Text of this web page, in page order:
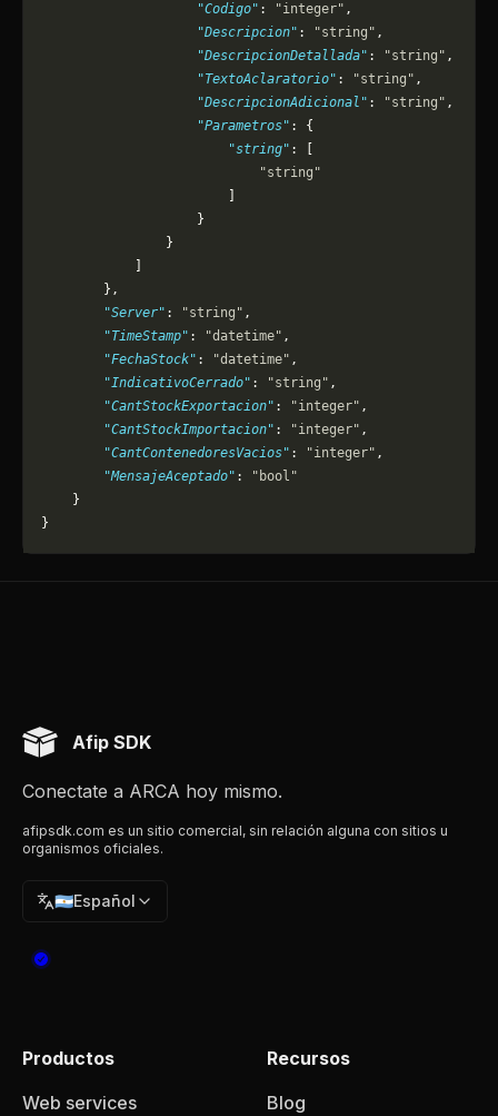
                    "Codigo"
: "integer" ,
                    "Descripcion"
: "string" ,
                    "DescripcionDetallada"
: "string" ,
                    "TextoAclaratorio"
: "string" ,
                    "DescripcionAdicional"
: "string" ,
                    "Parametros"
: {
                        "string"
: [
                            "string"
                    }
                }
        },
        "Server"
: "string" ,
        "TimeStamp"
: "datetime" ,
        "FechaStock"
: "datetime" ,
        "IndicativoCerrado"
: "string" ,
        "CantStockExportacion"
: "integer" ,
        "CantStockImportacion"
: "integer" ,
        "CantContenedoresVacios"
: "integer" ,
        "MensajeAceptado"
:
"bool"
    }
}
Afip SDK
Conectate a ARCA hoy mismo.
afipsdk.com es un sitio comercial, sin relación alguna con sitios u
organismos oficiales.
🇦🇷Español
Productos
Web services
Recursos
Blog